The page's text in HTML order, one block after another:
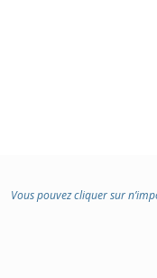
Vous pouvez cliquer sur